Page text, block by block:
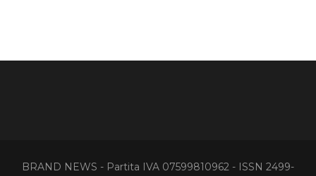
BRAND NEWS - Partita IVA 07599810962 - ISSN 2499-